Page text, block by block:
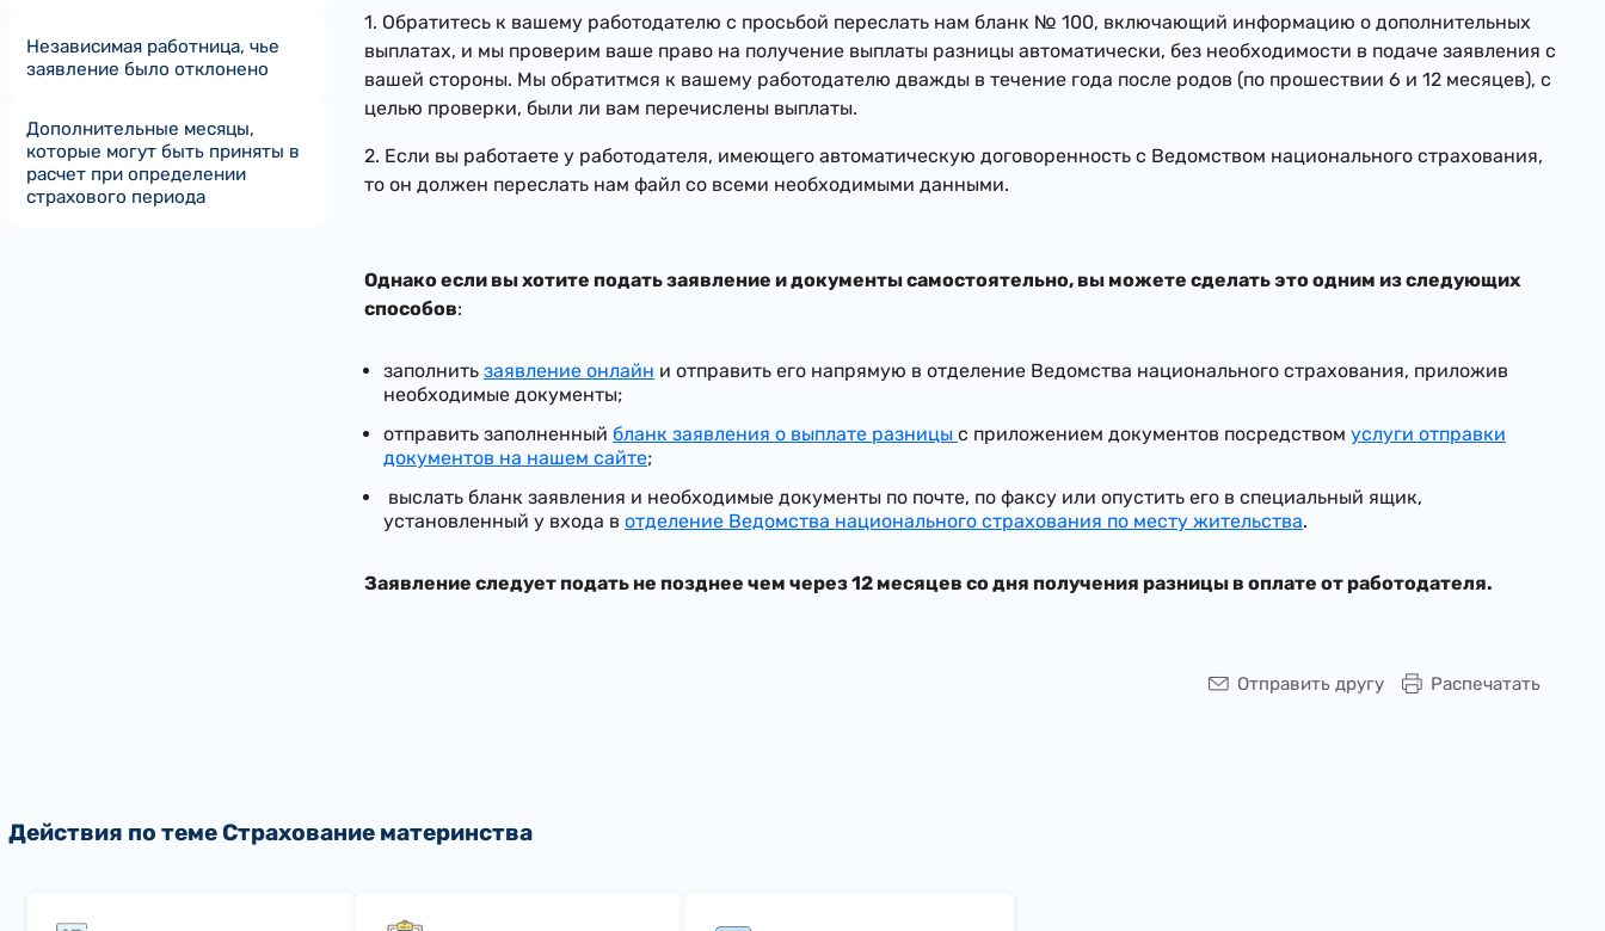
Независимая работница, чье
заявление было отклонено
Дополнительные месяцы,
которые могут быть приняты в
расчет при определении
страхового периода
1. Обратитесь к вашему работодателю с просьбой переслать нам бланк № 100, включающий информацию о дополнительных
выплатах, и мы проверим ваше право на получение выплаты разницы автоматически, без необходимости в подаче заявления с
вашей стороны. Мы обратитмся к вашему работодателю дважды в течение года после родов (по прошествии 6 и 12 месяцев), с
целью проверки, были ли вам перечислены выплаты.
2. Если вы работаете у работодателя, имеющего автоматическую договоренность с Ведомством национального страхования,
то он должен переслать нам файл со всеми необходимыми данными.
Однако если вы хотите подать заявление и документы самостоятельно, вы можете сделать это одним из следующих
способов:
заполнить заявление онлайн и отправить его напрямую в отделение Ведомства национального страхования, приложив
необходимые документы;
отправить заполненный бланк заявления о выплате разницы с приложением документов посредством услуги отправки
документов на нашем сайте;
выслать бланк заявления и необходимые документы по почте, по факсу или опустить его в специальный ящик,
установленный у входа в отделение Ведомства национального страхования по месту жительства.
Заявление следует подать не позднее чем через 12 месяцев со дня получения разницы в оплате от работодателя.
Распечатать
Отправить другу
Действия по теме Страхование материнства